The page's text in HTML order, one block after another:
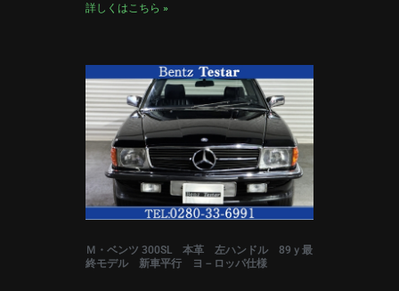
詳しくはこちら »
Ｍ・ベンツ 300SL 本革 左ハンドル 89ｙ最
終モデル 新車平行 ヨ－ロッパ仕様